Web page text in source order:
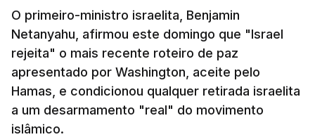
crítico na sequência do bombardeamento que no
último dia de fevereiro passado matou o pai, o
ayatollah Ali Khamenei, e outros membros da
família.
As imagens mostram Mojtaba Khamenei no que
será uma aula religiosa, mas sem qualquer
O primeiro-ministro israelita, Benjamin
Netanyahu, afirmou este domingo que "Israel
rejeita" o mais recente roteiro de paz
apresentado por Washington, aceite pelo
Hamas, e condicionou qualquer retirada israelita
a um desarmamento "real" do movimento
islâmico.